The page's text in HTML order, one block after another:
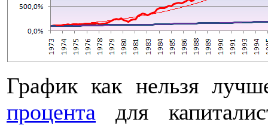
График как нельзя
процента для